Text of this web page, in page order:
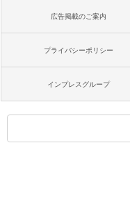
広告掲載のご案内
プライバシーポリシー
インプレスグループ